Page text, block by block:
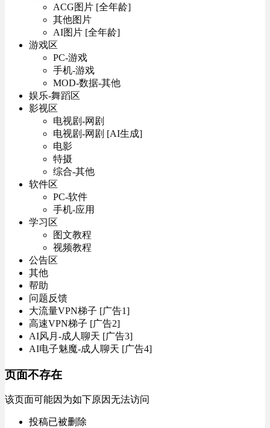
ACG图片 [全年龄]
其他图片
AI图片 [全年龄]
游戏区
PC-游戏
手机-游戏
MOD-数据-其他
娱乐-舞蹈区
影视区
电视剧-网剧
电视剧-网剧 [AI生成]
电影
特摄
综合-其他
软件区
PC-软件
手机-应用
学习区
图文教程
视频教程
公告区
其他
帮助
问题反馈
大流量VPN梯子 [广告1]
高速VPN梯子 [广告2]
AI风月-成人聊天 [广告3]
AI电子魅魔-成人聊天 [广告4]
页面不存在
该页面可能因为如下原因无法访问
投稿已被删除